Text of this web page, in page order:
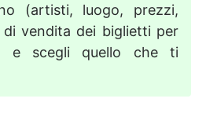
(artisti, luogo, prezzi,
vendita dei biglietti per
e scegli quello che ti